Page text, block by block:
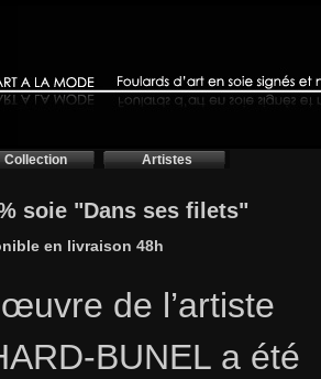
Collection Artistes
soie "Dans ses filets"
en livraison 48h
de l’artiste
BUNEL a été